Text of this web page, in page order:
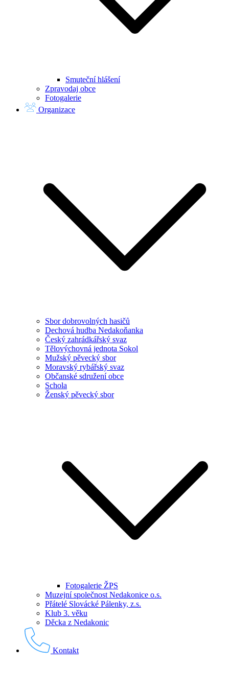
Smuteční hlášení
Zpravodaj obce
Fotogalerie
Organizace
Sbor dobrovolných hasičů
Dechová hudba Nedakoňanka
Český zahrádkářský svaz
Tělovýchovná jednota Sokol
Mužský pěvecký sbor
Moravský rybářský svaz
Občanské sdružení obce
Schola
Ženský pěvecký sbor
Fotogalerie ŽPS
Muzejní společnost Nedakonice o.s.
Přátelé Slovácké Pálenky, z.s.
Klub 3. věku
Děcka z Nedakonic
Kontakt